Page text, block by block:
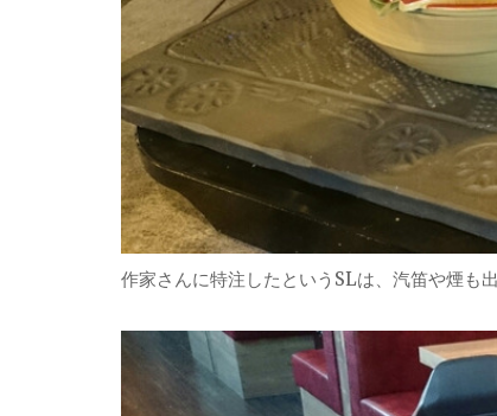
作家さんに特注したというSLは、汽笛や煙も